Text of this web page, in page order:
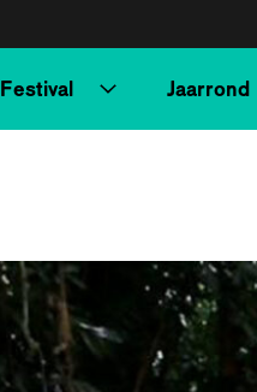
Festival Jaarrond